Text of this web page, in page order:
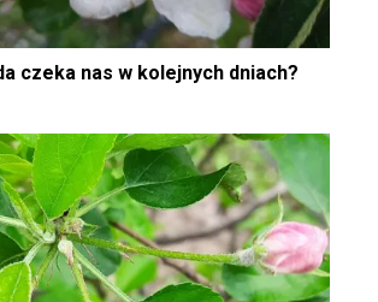
czeka nas w kolejnych dniach?